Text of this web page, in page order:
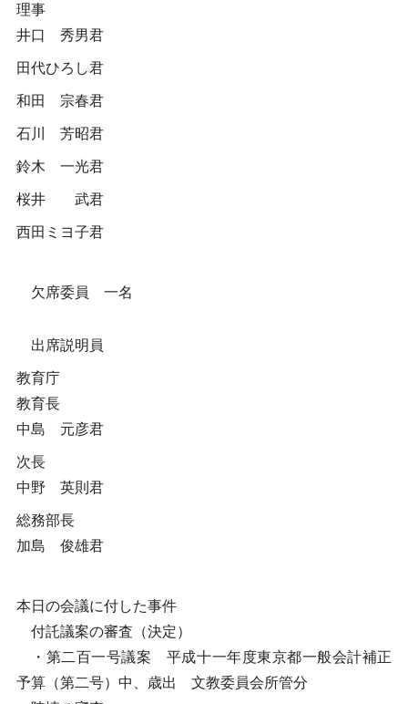
理事
井口 秀男君
田代ひろし君
和田 宗春君
石川 芳昭君
鈴木 一光君
桜井 武君
西田ミヨ子君
欠席委員 一名
出席説明員
教育庁
教育長
中島 元彦君
次長
中野 英則君
総務部長
加島 俊雄君
本日の会議に付した事件
付託議案の審査（決定）
・第二百一号議案 平成十一年度東京都一般会計補正
予算（第二号）中、歳出 文教委員会所管分